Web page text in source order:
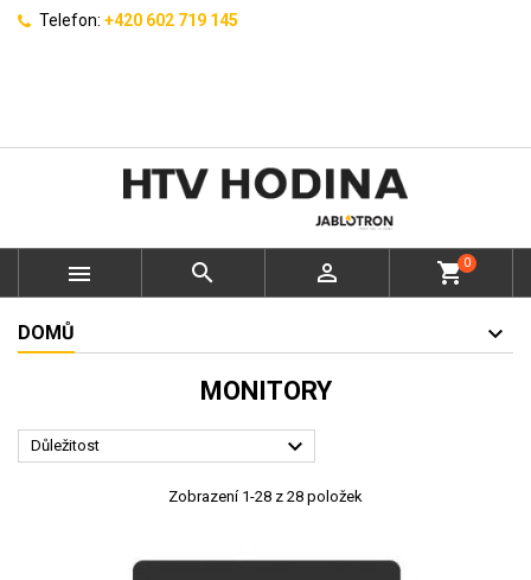
Telefon: +420 602 719 145
   shopping_cart0
DOMŮ
MONITORY
Důležitost 
Zobrazení 1-28 z 28 položek